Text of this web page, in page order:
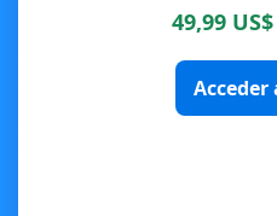
49,99 US$
Acceder